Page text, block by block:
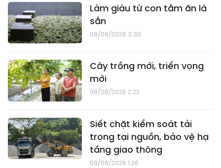
Làm giàu từ con tằm ăn lá
sắn
09/08/2026 3:30
Cây trồng mới, triển vọng
mới
09/08/2026 2:22
Siết chặt kiểm soát tải
trọng tại nguồn, bảo vệ hạ
tầng giao thông
09/08/2026 1:26